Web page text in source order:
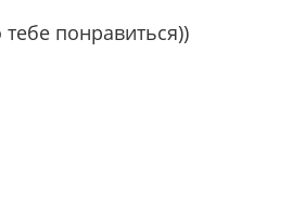
понравиться))